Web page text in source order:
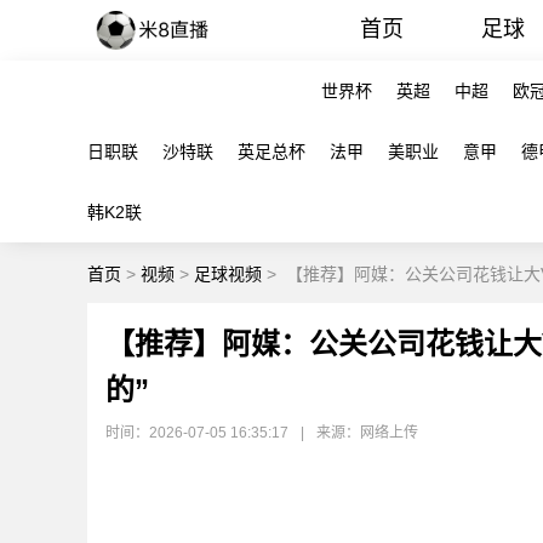
首页 足球
世界杯 英超 中超 欧
日职联 沙特联 英足总杯 法甲 美职业 意甲 德
韩K2联
首页 > 视频 > 足球视频 > 【推荐】阿媒：公关公司花钱让
【推荐】阿媒：公关公司花钱让
的”
时间：2026-07-05 16:35:17 来源：网络上传